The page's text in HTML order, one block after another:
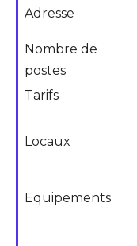
Adresse
Nombre de
postes
Tarifs
Locaux
Equipements